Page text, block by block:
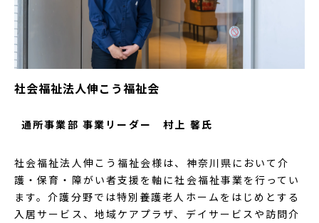
社会福祉法人伸こう福祉会
通所事業部 事業リーダー 村上 馨氏
社会福祉法人伸こう福祉会様は、神奈川県において介
護・保育・障がい者支援を軸に社会福祉事業を行ってい
ます。介護分野では特別養護老人ホームをはじめとする
入居サービス、地域ケアプラザ、デイサービスや訪問介